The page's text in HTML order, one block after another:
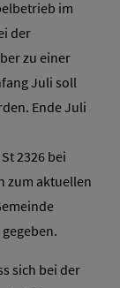
im
der
zu einer
Juli soll
Ende Juli
2326 bei
zum aktuellen
sich bei der